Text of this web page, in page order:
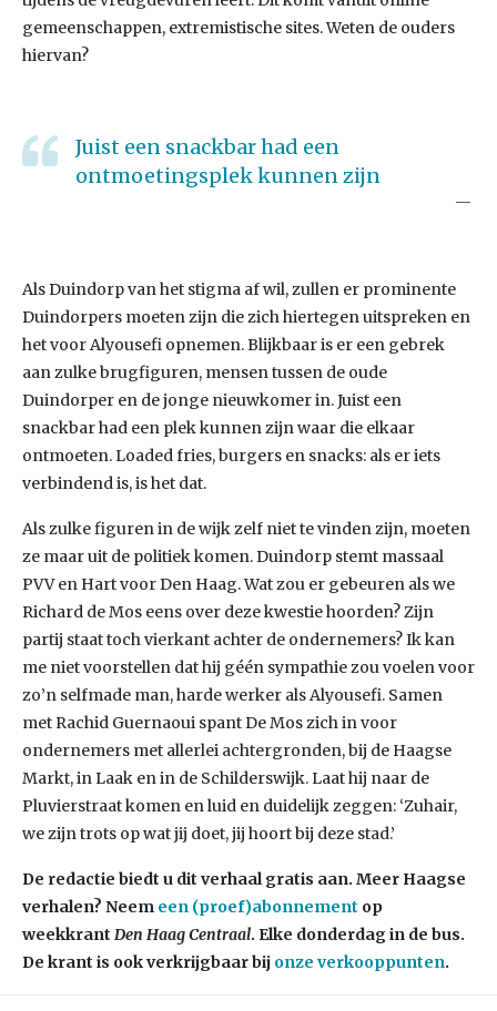
gemeenschappen, extremistische sites. Weten de ouders
hiervan?
Juist een snackbar had een
ontmoetingsplek kunnen zijn
Als Duindorp van het stigma af wil, zullen er prominente
Duindorpers moeten zijn die zich hiertegen uitspreken en
het voor Alyousefi opnemen. Blijkbaar is er een gebrek
aan zulke brugfiguren, mensen tussen de oude
Duindorper en de jonge nieuwkomer in. Juist een
snackbar had een plek kunnen zijn waar die elkaar
ontmoeten. Loaded fries, burgers en snacks: als er iets
verbindend is, is het dat.
Als zulke figuren in de wijk zelf niet te vinden zijn, moeten
ze maar uit de politiek komen. Duindorp stemt massaal
PVV en Hart voor Den Haag. Wat zou er gebeuren als we
Richard de Mos eens over deze kwestie hoorden? Zijn
partij staat toch vierkant achter de ondernemers? Ik kan
me niet voorstellen dat hij géén sympathie zou voelen voor
zo’n selfmade man, harde werker als Alyousefi. Samen
met Rachid Guernaoui spant De Mos zich in voor
ondernemers met allerlei achtergronden, bij de Haagse
Markt, in Laak en in de Schilderswijk. Laat hij naar de
Pluvierstraat komen en luid en duidelijk zeggen: ‘Zuhair,
we zijn trots op wat jij doet, jij hoort bij deze stad.’
De redactie biedt u dit verhaal gratis aan. Meer Haagse
verhalen? Neem een (proef)abonnement op
weekkrant Den Haag Centraal. Elke donderdag in de bus.
De krant is ook verkrijgbaar bij onze verkooppunten.